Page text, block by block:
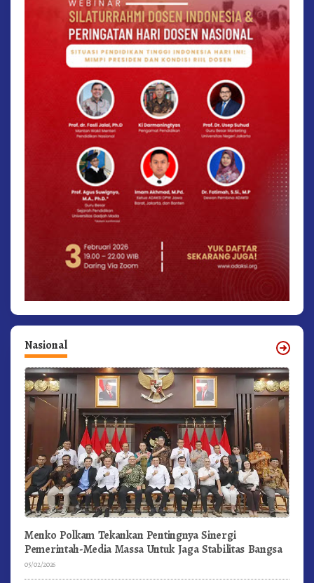
Nasional
Menko Polkam Tekankan Pentingnya Sinergi
Pemerintah-Media Massa Untuk Jaga Stabilitas Bangsa
05/02/2026